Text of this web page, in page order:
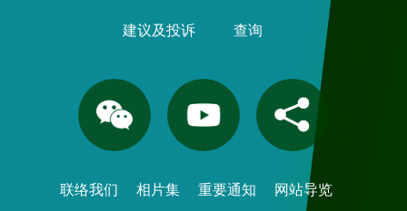
建议及投诉 查询
联络我们 相片集 重要通知 网站导览